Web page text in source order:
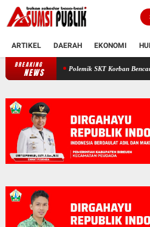
ARTIKEL DAERAH EKONOMI
BREAKING
NEWSPolemik SKT Korban Bencana di